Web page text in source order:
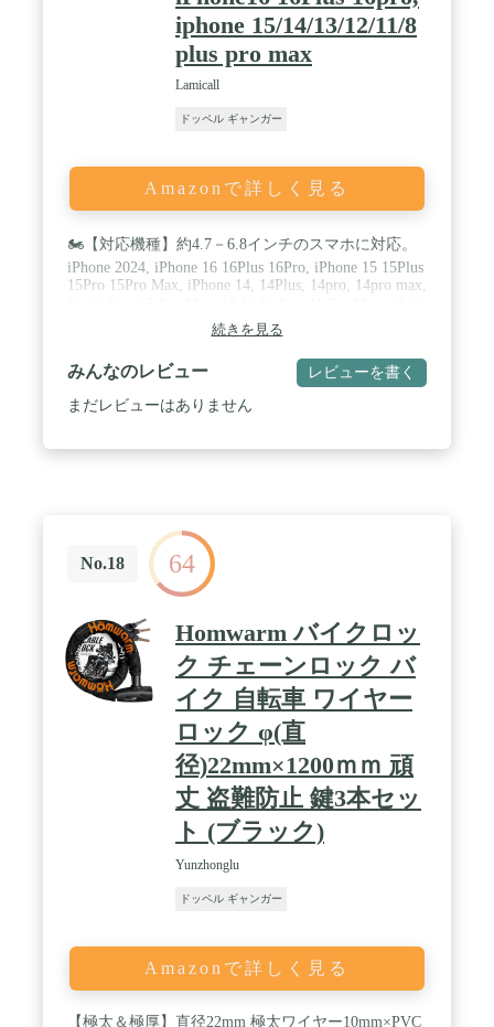
iphone 15/14/13/12/11/8
plus pro max
Lamicall
ドッペル ギャンガー
Amazonで詳しく見る
🏍【対応機種】約4.7－6.8インチのスマホに対応。
iPhone 2024, iPhone 16 16Plus 16Pro, iPhone 15 15Plus
15Pro 15Pro Max, iPhone 14, 14Plus, 14pro, 14pro max,
ロ マックス, XS XS Max XR X 8 7 7plus 6 6s 6plus,
S3 S4 S5 S6 S7, pixel, Galaxy S7 S6, Note 6 5, LG,
P20 P10 lite, Galaxy, Xiaomi Redmi Note 8 9 10 pro
miniなど。スマホの厚さ15mmまで対応可能で、横
幅は約78mm以内、縦幅は約125mm-174mm対応可能
ですので、購入する前にご端末に合うかどうか是非
的に収縮し、ガッチリとご端末をクランプします。
すぐに取り外しができるのでサイクリング中の撮影
に便利。 / 🏍【振動吸収シリコン】ハンドルマウン
ドの枚数を変更して、ハンドル径に合わせます。ハ
ンドル径は15-30mmに対応可能。スマホホルダーに
あたる真正面にEVA樹脂マットがつき、ホルダーの
四隅にもシリコンパッドが付き、防音防水で、耐衝
撃性を向上させます。 / 🏍【落下防止ロック】使い
勝手がよいロックが設置され、強い振動でもスマホ
をしっかりホールドできます。また、スマホの四隅
のかわりに、スマホをオールカバーするデザイン
は、スマートフォンをガッチリと固定できます。 /
【ご注意】本品はバイクの一定の振動を防止する可
能ですが、すべでの振動を吸収することではありま
える可能性があります。ぜひご注意ください。
続きを見る
みんなのレビュー レビューを書く
まだレビューはありません
No.18 64
Homwarm バイクロッ
ク チェーンロック バ
イク 自転車 ワイヤー
ロック φ(直
径)22mm×1200ｍｍ 頑
丈 盗難防止 鍵3本セッ
ト (ブラック)
Yunzhonglu
ドッペル ギャンガー
Amazonで詳しく見る
【極太＆極厚】直径22mm 極太ワイヤー10mm×PVC